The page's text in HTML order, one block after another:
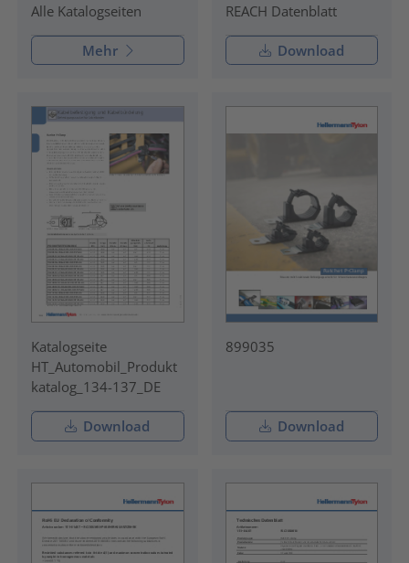
Alle Katalogseiten
Mehr
REACH Datenblatt
Download
Katalogseite
HT_Automobil_Produkt
katalog_134-137_DE
Download
899035
Download